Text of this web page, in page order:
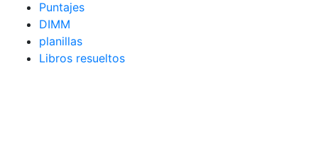
Puntajes
DIMM
planillas
Libros resueltos